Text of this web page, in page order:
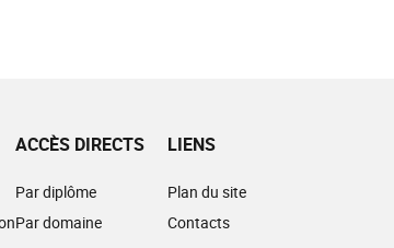
ACCÈS DIRECTS
Par diplôme
Par domaine
LIENS
Plan du site
Contacts